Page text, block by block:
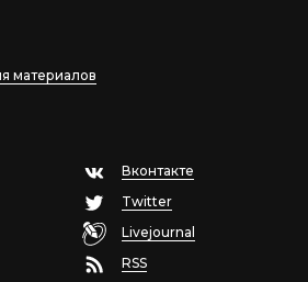
материалов
Вконтакте
Twitter
Livejournal
RSS